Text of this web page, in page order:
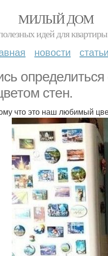
МИЛЫЙ ДОМ
идей для
новости статьи
стен.
что это наш любимый